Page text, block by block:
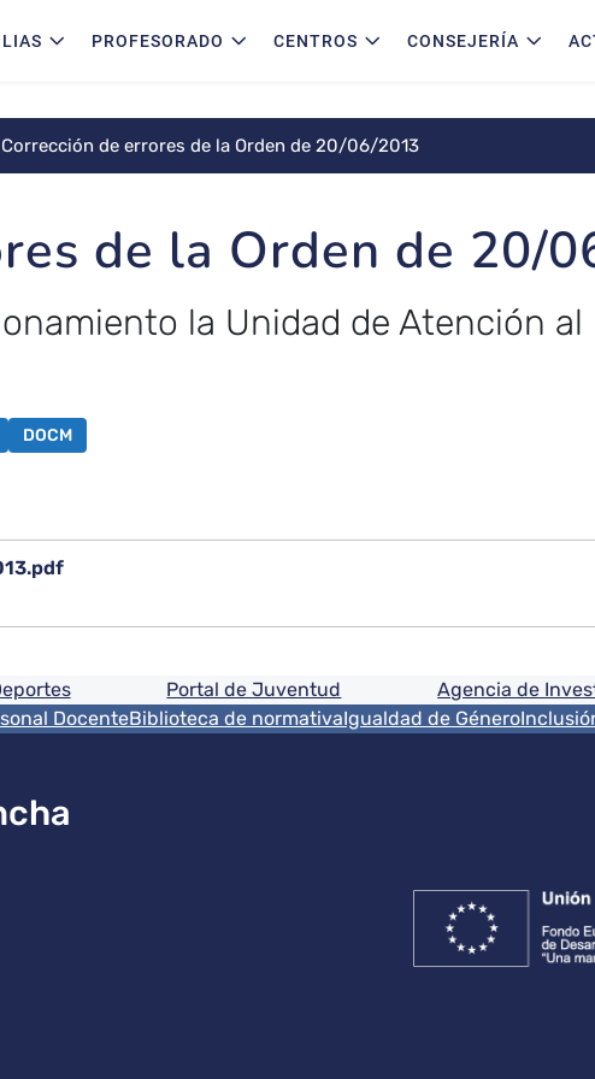
PROFESORADO CENTROS CONSEJERÍA
Corrección de errores de la Orden de 20/06/2013
de la Orden de 20/
la Unidad de Atención al
DOCM
Portal de Juventud Agencia de
DocenteBiblioteca de normativaIgualdad de Género
Redes